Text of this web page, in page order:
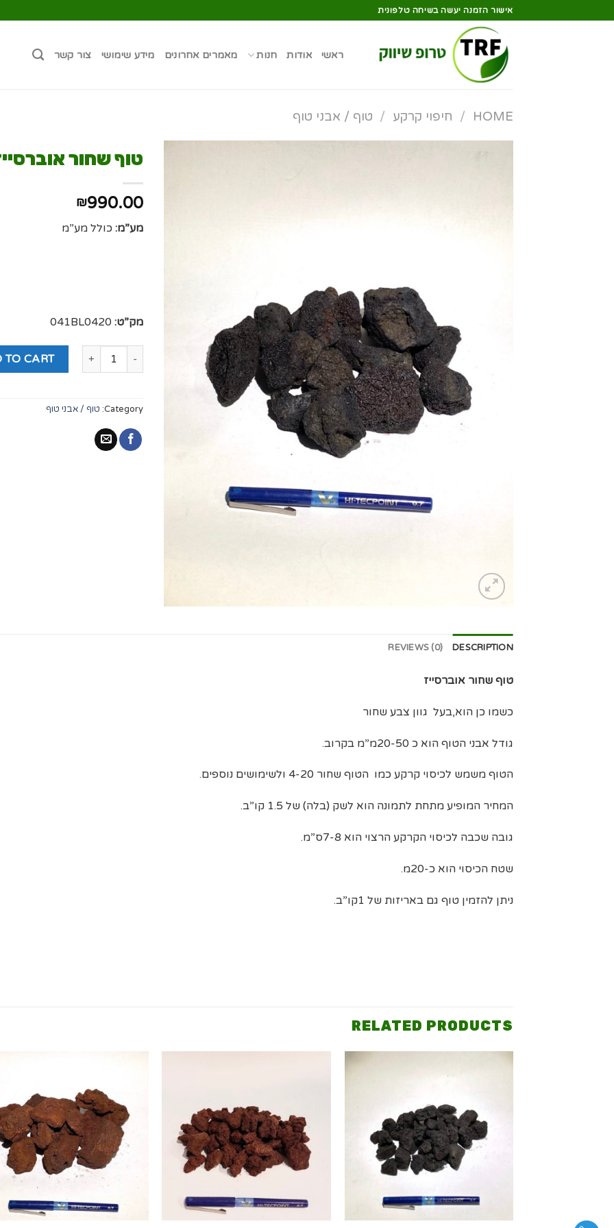
אישור הזמנה יעשה בשיחה טלפונית
ראשי אודות חנות מאמרים אחרונים מידע שימושי צור קשר
HOME
/ חיפוי קרקע / טוף / אבני טוף
טוף שחור
₪990.00
מע”מ: כולל מע”מ
מק”ט:
TO CART
Category: טוף / אבני טוף
DESCRIPTION
REVIEWS (0)
טוף שחור אוברסייז
כשמו כן הוא,בעל גוון צבע שחור
גודל אבני הטוף הוא כ 20-50מ”מ בקרוב.
הטוף משמש לכיסוי קרקע כמו הטוף שחור 4-20 ולשימושים נוספים.
המחיר המופיע מתחת לתמונה הוא לשק (בלה) של 1.5 קו”ב.
גובה שכבה לכיסוי הקרקע הרצוי הוא 7-8ס”מ.
שטח הכיסוי הוא כ-20מ.
ניתן להזמין טוף גם באריזות של 1קו”ב.
RELATED PRODUCTS